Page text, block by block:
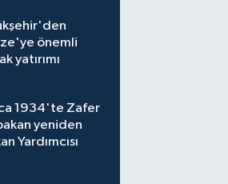
önemli
yatırımı
1934'te Zafer
yeniden
Yardımcısı